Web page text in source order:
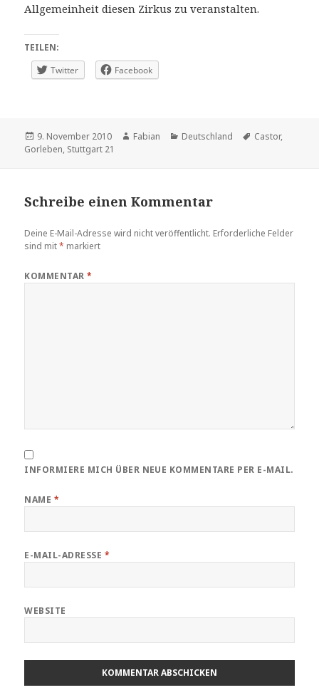
Allgemeinheit diesen Zirkus zu veranstalten.
TEILEN:
Twitter
Facebook
Veröffentlicht
am
9. November 2010 Autor
Fabian Kategorien
Deutschland Schlagwörter
Castor,
Gorleben, Stuttgart 21
Schreibe einen Kommentar
Deine E-Mail-Adresse wird nicht veröffentlicht. Erforderliche Felder
sind mit* markiert
KOMMENTAR*
INFORMIERE MICH ÜBER NEUE KOMMENTARE PER E-MAIL.
NAME *
E-MAIL-ADRESSE *
WEBSITE